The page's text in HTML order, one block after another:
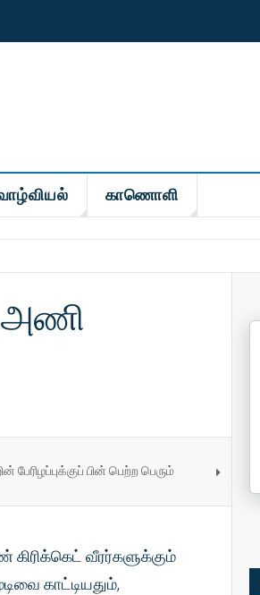
காணொளி
அணி
பின் பெற்ற பெரும்
வீரர்களுக்கும்
காட்டியதும்,